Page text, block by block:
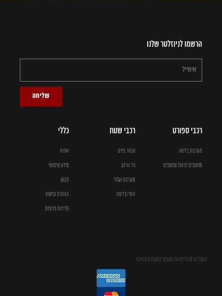
הרשמו לניוזלטר שלנו
שליחה
רכבי ספורט
מערכות בלימה
מחשבים לניהול מחשבים
רכבי שטח
אבזור פנים
גיר והינע
מערכות אגזוז
היגוי ובלימה
כללי
אודות
מידע שימושי
תקנון
הצהרת נגישות
מדיניות פרטיות
באתר זה מכבדים את אמצעי התשלום הבאים: